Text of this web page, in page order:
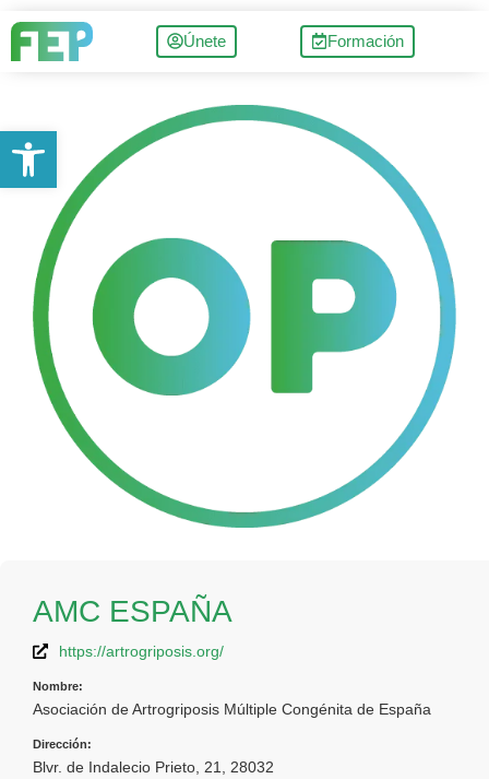
Únete Formación
AMC ESPAÑA
https://artrogriposis.org/
Nombre:
Asociación de Artrogriposis Múltiple Congénita de España
Dirección:
Blvr. de Indalecio Prieto, 21, 28032
Abrir barra de herramientas